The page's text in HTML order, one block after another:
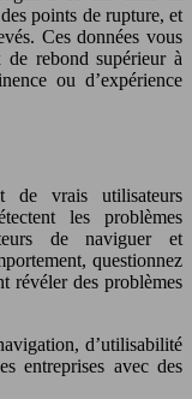
points de rupture, et
Ces données vous
rebond supérieur à
ou d’expérience
de vrais utilisateurs
les problèmes
de naviguer et
questionnez
révéler des problèmes
d’utilisabilité
entreprises avec des